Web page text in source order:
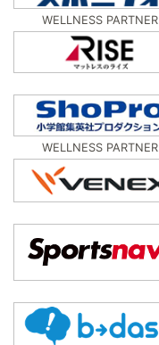
WELLNESS PARTNER
WELLNESS PARTNER